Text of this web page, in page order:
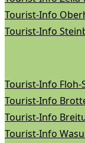
Tourist-Info
Tourist-Info
Tourist-Info Floh-
Tourist-Info
Tourist-Info
Tourist-Info